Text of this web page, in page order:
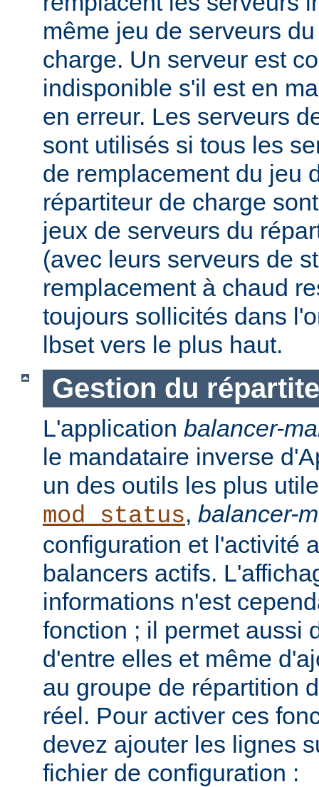
même jeu de serveurs
charge. Un serveur est
indisponible s'il est en
en erreur. Les serveurs
sont utilisés si tous les
de remplacement du jeu
répartiteur de charge
jeux de serveurs du
(avec leurs serveurs de
remplacement à chaud
toujours sollicités dans
lbset vers le plus haut.
Gestion du
L'application balancer-
le mandataire inverse
un des outils les plus
mod_status, balancer-
configuration et l'activité
balancers actifs.
informations n'est
fonction ; il permet aussi
d'entre elles et même
au groupe de répartition
réel. Pour activer ces
devez ajouter les lignes
fichier de configuration :